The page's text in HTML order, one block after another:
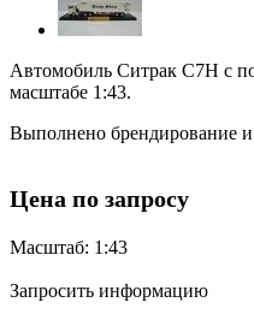
Автомобиль Ситрак C7H с
масштабе 1:43.
Выполнено брендирование
Цена по запросу
Масштаб: 1:43
Запросить информацию